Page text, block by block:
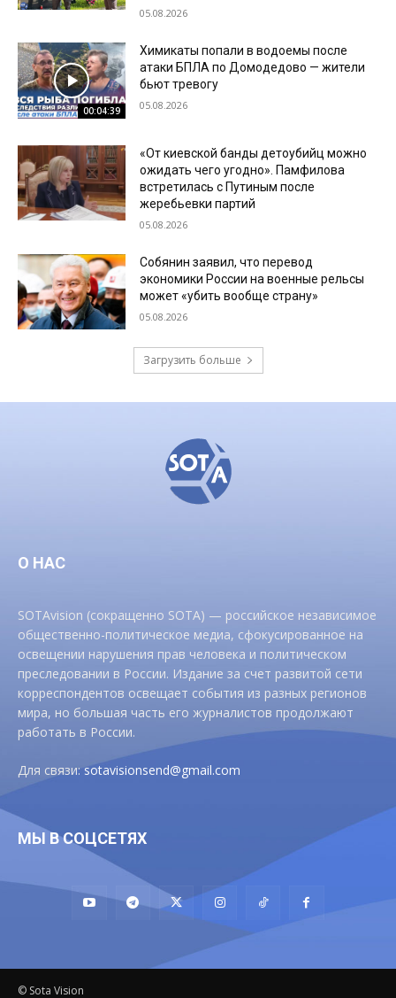
05.08.2026
00:04:39
Химикаты попали в водоемы после
атаки БПЛА по Домодедово — жители
бьют тревогу
05.08.2026
«От киевской банды детоубийц можно
ожидать чего угодно». Памфилова
встретилась с Путиным после
жеребьевки партий
05.08.2026
Собянин заявил, что перевод
экономики России на военные рельсы
может «убить вообще страну»
05.08.2026
Загрузить больше
О НАС
SOTAvision (сокращенно SOTA) — российское независимое
общественно-политическое медиа, сфокусированное на
освещении нарушения прав человека и политическом
преследовании в России. Издание за счет развитой сети
корреспондентов освещает события из разных регионов
мира, но большая часть его журналистов продолжают
работать в России.
Для связи:sotavisionsend@gmail.com
МЫ В СОЦСЕТЯХ
© Sota Vision